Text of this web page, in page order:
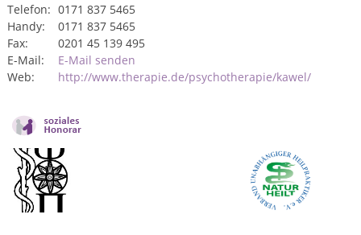
Telefon: 0171 837 5465
Handy:
0171 837 5465
Fax:
0201 45 139 495
E-Mail:
E-Mail senden
Web:
http://www.therapie.de/psychotherapie/kawel/